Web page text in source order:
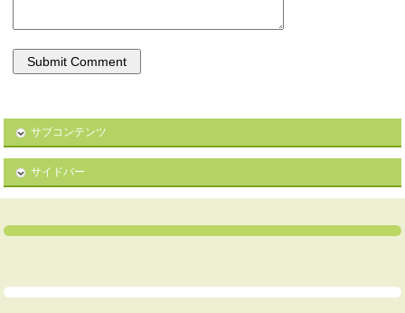
サブコンテンツ
サイドバー